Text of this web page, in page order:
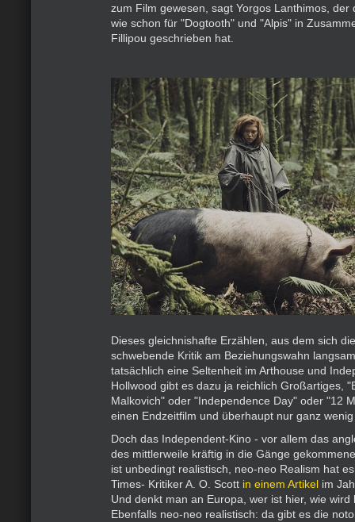
zum Film gewesen, sagt Yorgos Lanthimos, der
wie schon für "Dogtooth" und "Alpis" in
Fillipou geschrieben hat.
Dieses gleichnishafte Erzählen, aus dem sich
schwebende Kritik am Beziehungswahn
tatsächlich eine Seltenheit im Arthouse und
Hollwood gibt es dazu ja reichlich Großartiges,
Malkovich" oder "Independence Day" oder "12
einen Endzeitfilm und überhaupt nur ganz
Doch das Independent-Kino - vor allem das
des mittlerweile kräftig in die Gänge
ist unbedingt realistisch, neo-neo Realism hat
Times- Kritiker A. O. Scott in einem Artikel im
Und denkt man an Europa, wer ist hier, wie wird
Ebenfalls neo-neo realistisch: da gibt es die